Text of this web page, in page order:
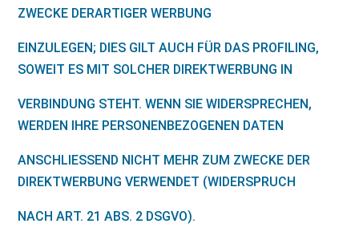
ZWECKE DERARTIGER WERBUNG
EINZULEGEN; DIES GILT AUCH FÜR DAS PROFILING,
SOWEIT ES MIT SOLCHER DIREKTWERBUNG IN
VERBINDUNG STEHT. WENN SIE WIDERSPRECHEN,
WERDEN IHRE PERSONENBEZOGENEN DATEN
ANSCHLIESSEND NICHT MEHR ZUM ZWECKE DER
DIREKTWERBUNG VERWENDET (WIDERSPRUCH
NACH ART. 21 ABS. 2 DSGVO).